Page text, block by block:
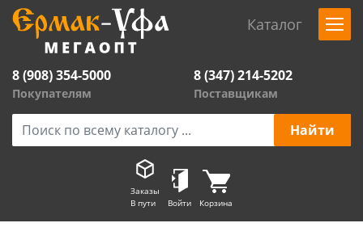
Каталог
8 (908) 354-5000
Покупателям
8 (347) 214-5202
Поставщикам
Заказы
В пути
Войти Корзина